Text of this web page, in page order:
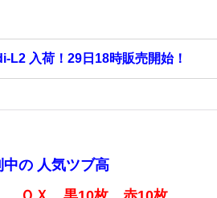
L2 入荷！29日18時販売開始！
の 人気ツブ高